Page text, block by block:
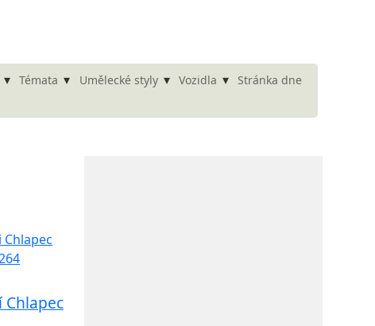
▾ Témata ▾ Umělecké styly ▾ Vozidla ▾
Stránka dne
Chlapec